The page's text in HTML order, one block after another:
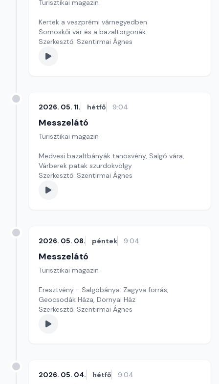
Turisztikai magazin
Kertek a veszprémi várnegyedben
Somoskői vár és a bazaltorgonák
Szerkesztő: Szentirmai Ágnes
2026. 05. 11. hétfő 9:04
Messzelátó
Turisztikai magazin
Medvesi bazaltbányák tanösvény, Salgó vára,
Várberek patak szurdokvölgy
Szerkesztő: Szentirmai Ágnes
2026. 05. 08. péntek 9:04
Messzelátó
Turisztikai magazin
Eresztvény - Salgóbánya: Zagyva forrás,
Geocsodák Háza, Dornyai Ház
Szerkesztő: Szentirmai Ágnes
2026. 05. 04. hétfő 9:04